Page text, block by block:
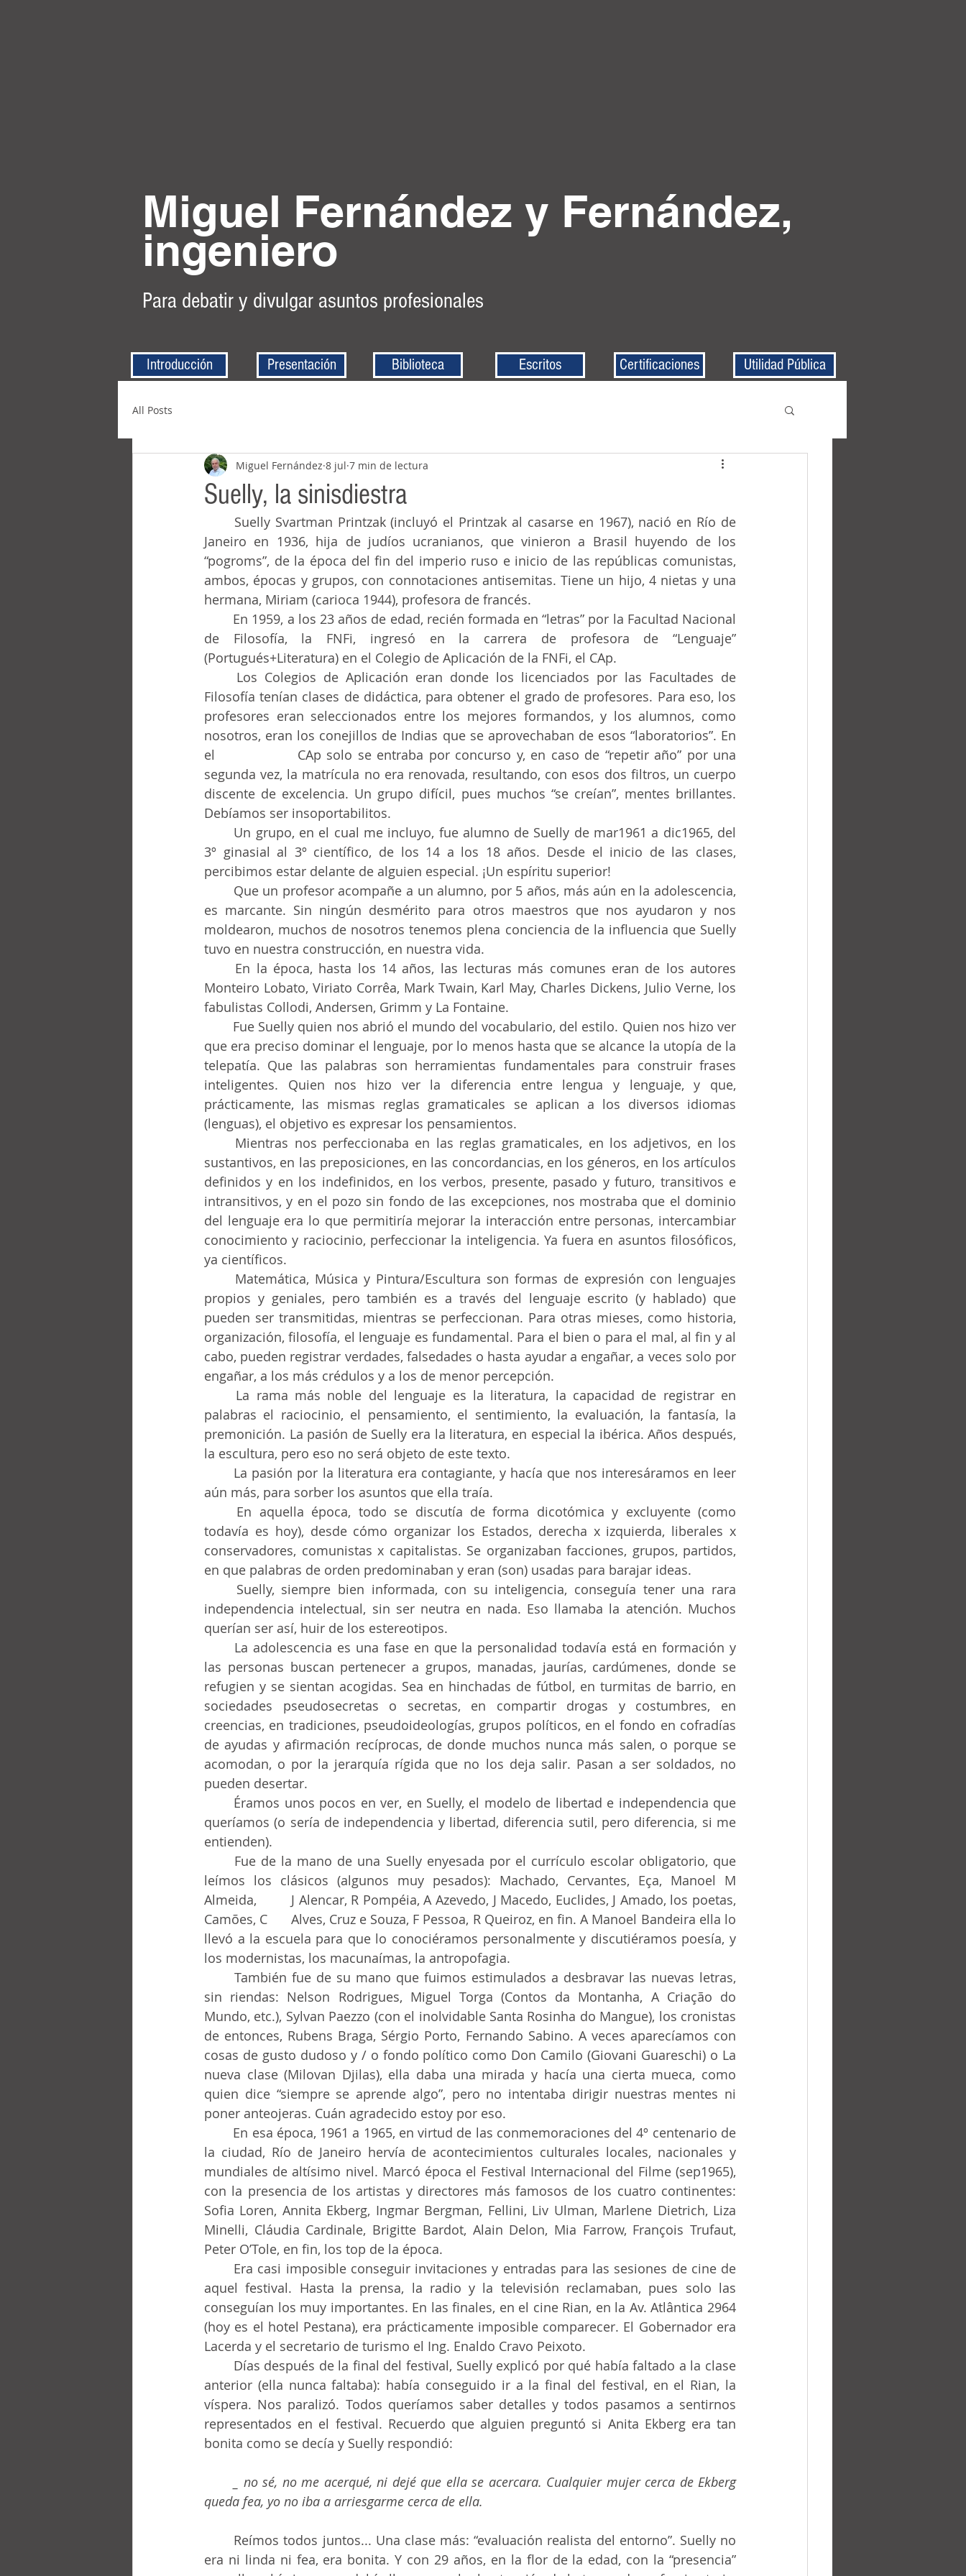
Miguel Fernández y Fernández,
ingeniero
Para debatir y divulgar asuntos profesionales
Introducción Presentación Biblioteca Escritos Certificaciones Utilidad Pública
All Posts
Suelly, la sinisdiestra
Miguel Fernández 8 jul 7 min de lectura
Janeiro en 1936, hija de judíos ucranianos, que vinieron a Brasil huyendo de los
“pogroms”, de la época del fin del imperio ruso e inicio de las repúblicas comunistas,
ambos, épocas y grupos, con connotaciones antisemitas. Tiene un hijo, 4 nietas y una
hermana, Miriam (carioca 1944), profesora de francés.
de Filosofía, la FNFi, ingresó en la carrera de profesora de “Lenguaje”
(Portugués+Literatura) en el Colegio de Aplicación de la FNFi, el CAp.
Filosofía tenían clases de didáctica, para obtener el grado de profesores. Para eso, los
profesores eran seleccionados entre los mejores formandos, y los alumnos, como
nosotros, eran los conejillos de Indias que se aprovechaban de esos “laboratorios”. En
el 			CAp solo se entraba por concurso y, en caso de “repetir año” por una
segunda vez, la matrícula no era renovada, resultando, con esos dos filtros, un cuerpo
discente de excelencia. Un grupo difícil, pues muchos “se creían”, mentes brillantes.
Debíamos ser insoportabilitos.
3º ginasial al 3º científico, de los 14 a los 18 años. Desde el inicio de las clases,
percibimos estar delante de alguien especial. ¡Un espíritu superior!
es marcante. Sin ningún desmérito para otros maestros que nos ayudaron y nos
moldearon, muchos de nosotros tenemos plena conciencia de la influencia que Suelly
tuvo en nuestra construcción, en nuestra vida.
Monteiro Lobato, Viriato Corrêa, Mark Twain, Karl May, Charles Dickens, Julio Verne, los
fabulistas Collodi, Andersen, Grimm y La Fontaine.
que era preciso dominar el lenguaje, por lo menos hasta que se alcance la utopía de la
telepatía. Que las palabras son herramientas fundamentales para construir frases
inteligentes. Quien nos hizo ver la diferencia entre lengua y lenguaje, y que,
prácticamente, las mismas reglas gramaticales se aplican a los diversos idiomas
(lenguas), el objetivo es expresar los pensamientos.
sustantivos, en las preposiciones, en las concordancias, en los géneros, en los artículos
definidos y en los indefinidos, en los verbos, presente, pasado y futuro, transitivos e
intransitivos, y en el pozo sin fondo de las excepciones, nos mostraba que el dominio
del lenguaje era lo que permitiría mejorar la interacción entre personas, intercambiar
conocimiento y raciocinio, perfeccionar la inteligencia. Ya fuera en asuntos filosóficos,
ya científicos.
propios y geniales, pero también es a través del lenguaje escrito (y hablado) que
pueden ser transmitidas, mientras se perfeccionan. Para otras mieses, como historia,
organización, filosofía, el lenguaje es fundamental. Para el bien o para el mal, al fin y al
cabo, pueden registrar verdades, falsedades o hasta ayudar a engañar, a veces solo por
engañar, a los más crédulos y a los de menor percepción.
palabras el raciocinio, el pensamiento, el sentimiento, la evaluación, la fantasía, la
premonición. La pasión de Suelly era la literatura, en especial la ibérica. Años después,
la escultura, pero eso no será objeto de este texto.
aún más, para sorber los asuntos que ella traía.
todavía es hoy), desde cómo organizar los Estados, derecha x izquierda, liberales x
conservadores, comunistas x capitalistas. Se organizaban facciones, grupos, partidos,
en que palabras de orden predominaban y eran (son) usadas para barajar ideas.
independencia intelectual, sin ser neutra en nada. Eso llamaba la atención. Muchos
querían ser así, huir de los estereotipos.
las personas buscan pertenecer a grupos, manadas, jaurías, cardúmenes, donde se
refugien y se sientan acogidas. Sea en hinchadas de fútbol, en turmitas de barrio, en
sociedades pseudosecretas o secretas, en compartir drogas y costumbres, en
creencias, en tradiciones, pseudoideologías, grupos políticos, en el fondo en cofradías
de ayudas y afirmación recíprocas, de donde muchos nunca más salen, o porque se
acomodan, o por la jerarquía rígida que no los deja salir. Pasan a ser soldados, no
pueden desertar.
queríamos (o sería de independencia y libertad, diferencia sutil, pero diferencia, si me
entienden).
leímos los clásicos (algunos muy pesados): Machado, Cervantes, Eça, Manoel M
Almeida, 	J Alencar, R Pompéia, A Azevedo, J Macedo, Euclides, J Amado, los poetas,
Camões, C 	Alves, Cruz e Souza, F Pessoa, R Queiroz, en fin. A Manoel Bandeira ella lo
llevó a la escuela para que lo conociéramos personalmente y discutiéramos poesía, y
los modernistas, los macunaímas, la antropofagia.
sin riendas: Nelson Rodrigues, Miguel Torga (Contos da Montanha, A Criação do
Mundo, etc.), Sylvan Paezzo (con el inolvidable Santa Rosinha do Mangue), los cronistas
de entonces, Rubens Braga, Sérgio Porto, Fernando Sabino. A veces aparecíamos con
cosas de gusto dudoso y / o fondo político como Don Camilo (Giovani Guareschi) o La
nueva clase (Milovan Djilas), ella daba una mirada y hacía una cierta mueca, como
quien dice “siempre se aprende algo”, pero no intentaba dirigir nuestras mentes ni
poner anteojeras. Cuán agradecido estoy por eso.
la ciudad, Río de Janeiro hervía de acontecimientos culturales locales, nacionales y
mundiales de altísimo nivel. Marcó época el Festival Internacional del Filme (sep1965),
con la presencia de los artistas y directores más famosos de los cuatro continentes:
Sofia Loren, Annita Ekberg, Ingmar Bergman, Fellini, Liv Ulman, Marlene Dietrich, Liza
Minelli, Cláudia Cardinale, Brigitte Bardot, Alain Delon, Mia Farrow, François Trufaut,
Peter O’Tole, en fin, los top de la época.
aquel festival. Hasta la prensa, la radio y la televisión reclamaban, pues solo las
conseguían los muy importantes. En las finales, en el cine Rian, en la Av. Atlântica 2964
(hoy es el hotel Pestana), era prácticamente imposible comparecer. El Gobernador era
Lacerda y el secretario de turismo el Ing. Enaldo Cravo Peixoto.
anterior (ella nunca faltaba): había conseguido ir a la final del festival, en el Rian, la
víspera. Nos paralizó. Todos queríamos saber detalles y todos pasamos a sentirnos
representados en el festival. Recuerdo que alguien preguntó si Anita Ekberg era tan
bonita como se decía y Suelly respondió:
queda fea, yo no iba a arriesgarme cerca de ella.
era ni linda ni fea, era bonita. Y con 29 años, en la flor de la edad, con la “presencia”